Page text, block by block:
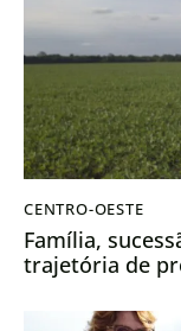
CENTRO-OESTE
Família,
trajetória de